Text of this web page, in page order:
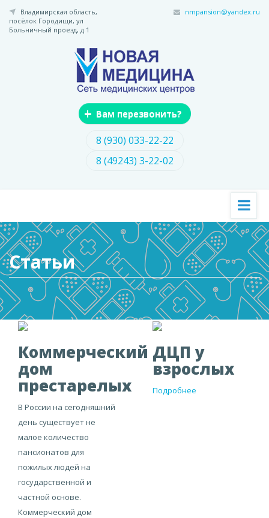
Перейти
основному
Владимирская область,
посёлок Городищи, ул
Больничный проезд, д 1
nmpansion@yandex.ru
+ Вам перезвонить?
8 (930) 033-22-22
8 (49243) 3-22-02
Статьи
Коммерческий
дом
престарелых
В России на сегодняшний
день существует не
малое количество
пансионатов для
пожилых людей на
государственной и
частной основе.
Коммерческий дом
ДЦП у
взрослых
Подробнее